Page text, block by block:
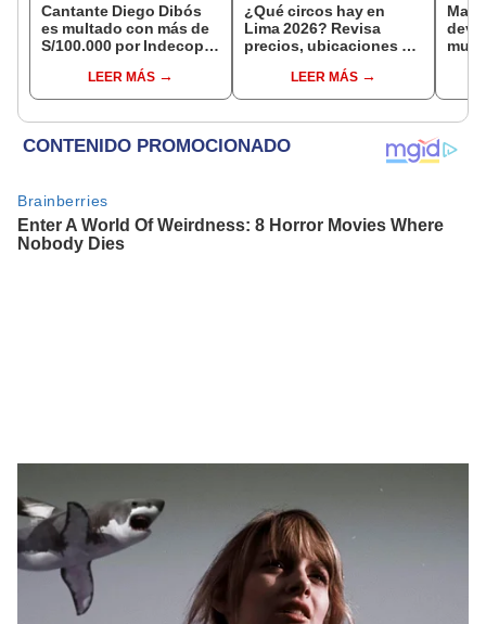
Cantante Diego Dibós
es multado con más de
S/100.000 por Indecopi
vender canciones sin
autorización
LEER MÁS
¿Qué circos hay en
Lima 2026? Revisa
precios, ubicaciones y
LEER MÁS
"Un